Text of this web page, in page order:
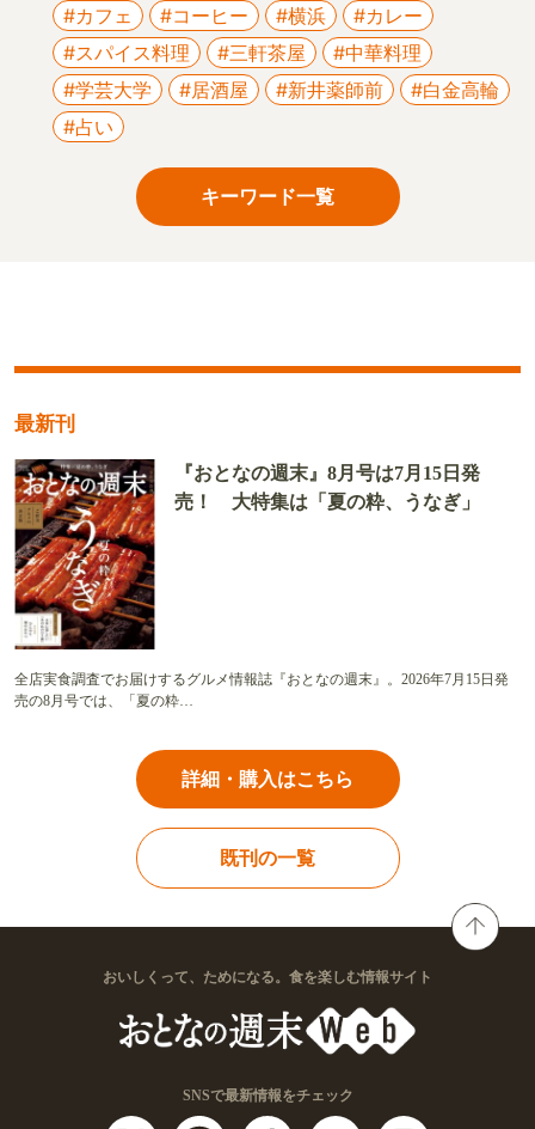
#カフェ #コーヒー #横浜
#カレー
#スパイス料理
#三軒茶屋
#中華料理
#学芸大学
#居酒屋 #新井薬師前
#白金高輪
#占い
キーワード一覧
最新刊
『おとなの週末』8月号は7月15日発
売！ 大特集は「夏の粋、うなぎ」
全店実食調査でお届けするグルメ情報誌『おとなの週末』。2026年7月15日発
売の8月号では、「夏の粋…
詳細・購入はこちら
既刊の一覧
おいしくって、ためになる。食を楽しむ情報サイト
SNSで最新情報をチェック